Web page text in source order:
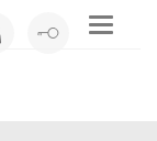
Toggle